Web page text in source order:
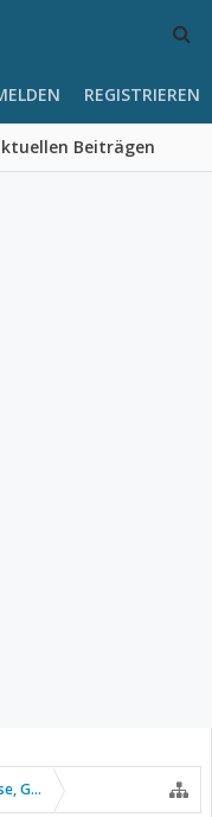
Beiträgen
REGISTRIEREN
Gelenkpunktion usw.